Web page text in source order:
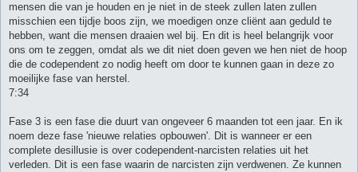
mensen die van je houden en je niet in de steek zullen laten zullen
misschien een tijdje boos zijn, we moedigen onze cliënt aan geduld te
hebben, want die mensen draaien wel bij. En dit is heel belangrijk voor
ons om te zeggen, omdat als we dit niet doen geven we hen niet de hoop
die de codependent zo nodig heeft om door te kunnen gaan in deze zo
moeilijke fase van herstel.
7:34
Fase 3 is een fase die duurt van ongeveer 6 maanden tot een jaar. En ik
noem deze fase 'nieuwe relaties opbouwen'. Dit is wanneer er een
complete desillusie is over codependent-narcisten relaties uit het
verleden. Dit is een fase waarin de narcisten zijn verdwenen. Ze kunnen